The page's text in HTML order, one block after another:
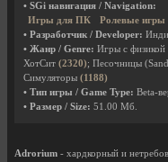
• SGi навигация / Navigation:
Игры для ПК
Ролевые игры
• Разработчик / Developer:
• Жанр / Genre: Игры с физикой
ХотСит (2320); Песочницы
Симуляторы (1188)
• Тип игры / Game Type: Beta-
• Размер / Size: 51.00 Мб.
Adrorium - хардкорный и